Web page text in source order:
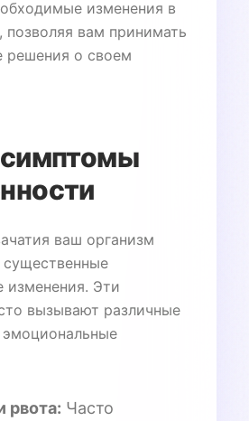
изменения в
позволяя вам принимать
решения о своем
ваш организм
существенные
изменения. Эти
вызывают различные
рвота: Часто